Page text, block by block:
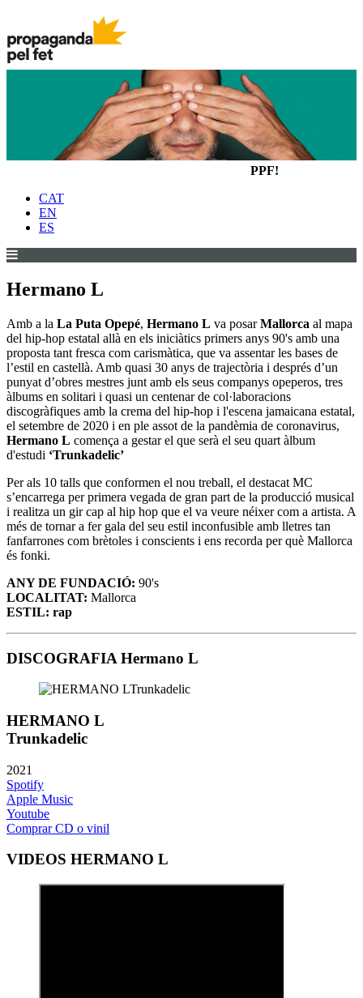
PPF!
CAT
EN
ES
Hermano L
Amb a la La Puta Opepé, Hermano L va posarMallorca al mapa
del hip-hop estatal allà en els iniciàtics primers anys 90's amb una
proposta tant fresca com carismàtica, que va assentar les bases de
l’estil en castellà. Amb quasi 30 anys de trajectòria i després d’un
punyat d’obres mestres junt amb els seus companys opeperos, tres
àlbums en solitari i quasi un centenar de col·laboracions
discogràfiques amb la crema del hip-hop i l'escena jamaicana estatal,
el setembre de 2020 i en ple assot de la pandèmia de coronavirus,
Hermano L comença a gestar el que serà el seu quart àlbum
d'estudi ‘Trunkadelic’
Per als 10 talls que conformen el nou treball, el destacat MC
s’encarrega per primera vegada de gran part de la producció musical
i realitza un gir cap al hip hop que el va veure néixer com a artista. A
més de tornar a fer gala del seu estil inconfusible amb lletres tan
fanfarrones com brètoles i conscients i ens recorda per què Mallorca
és fonki.
ANY DE FUNDACIÓ: 90's
LOCALITAT: Mallorca
ESTIL: rap
DISCOGRAFIA Hermano L
HERMANO L
Trunkadelic
2021
Spotify
Apple Music
Youtube
Comprar CD o vinil
VIDEOS HERMANO L